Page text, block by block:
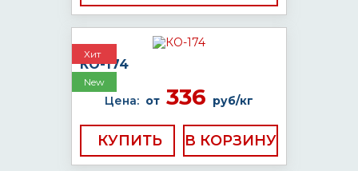
Хит
New
КО-174
Цена: от 336 руб/кг
КУПИТЬ